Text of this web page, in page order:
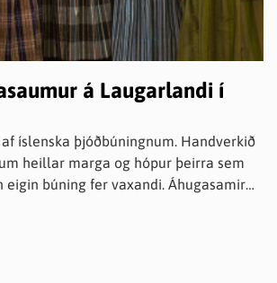
á Laugarlandi í
íslenska þjóðbúningnum. Handverkið
heillar marga og hópur þeirra sem
eigin búning fer vaxandi. Áhugasamir
á Laugarlandi í vetur.